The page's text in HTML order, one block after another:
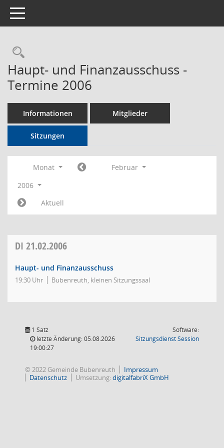
Toggle navigation
Rechercheauswahl
Haupt- und Finanzausschuss -
Termine 2006
Informationen Mitglieder
Sitzungen
Monat
Februar
2006
Aktuell
DI 21.02.2006
Haupt- und Finanzausschuss
19:30 Uhr Bubenreuth, kleinen Sitzungssaal
1 Satz
letzte Änderung: 05.08.2026
19:00:27
Software:
SitzungsdienstSession(Wird in
© 2022 Gemeinde Bubenreuth
Impressum
Datenschutz
Umsetzung:digitalfabriX GmbH